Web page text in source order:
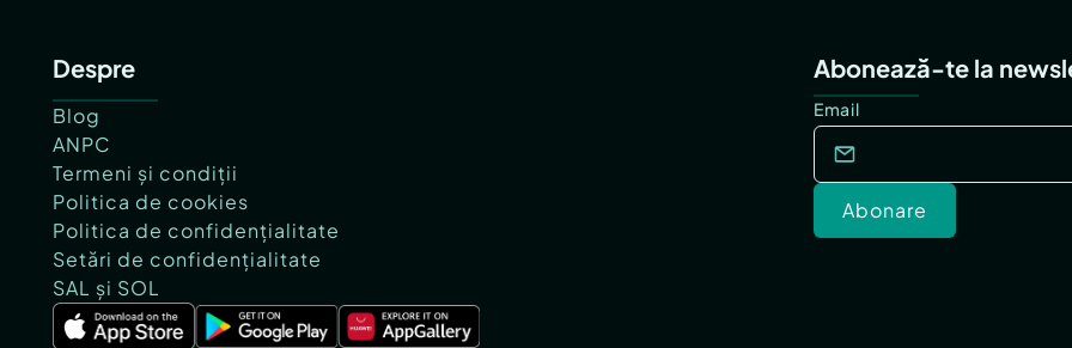
Despre
Blog
ANPC
Termeni și condiții
Politica de cookies
Politica de confidențialitate
Setări de confidențialitate
SAL și SOL
Abonează-te la
Email
Abonare